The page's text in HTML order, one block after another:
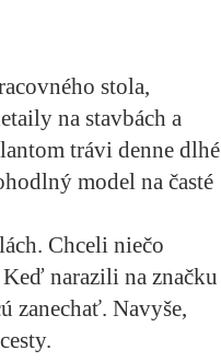
stola,
na stavbách a
trávi denne dlhé
model na časté
Chceli niečo
narazili na značku
zanechať. Navyše,